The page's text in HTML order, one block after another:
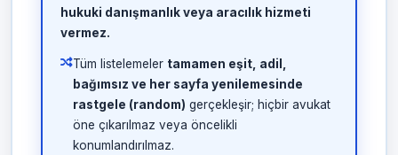
hukuki danışmanlık veya aracılık hizmeti
vermez.
Tüm listelemeler tamamen eşit, adil,
bağımsız ve her sayfa yenilemesinde
rastgele (random) gerçekleşir; hiçbir avukat
öne çıkarılmaz veya öncelikli
konumlandırılmaz.